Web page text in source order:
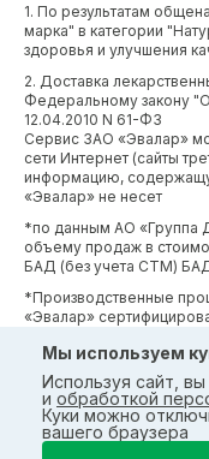
1. По результатам
марка" в категории
здоровья и улучшения
2. Доставка
Федеральному закону
12.04.2010 N 61-ФЗ
Сервис ЗАО «Эвалар»
сети Интернет (сайты
информацию,
«Эвалар» не несет
*по данным АО «Группа
объему продаж в
БАД (без учета СТМ)
*Производственные
«Эвалар»
Мы используем
Используя сайт,
и обработкой
Куки можно
вашего браузера